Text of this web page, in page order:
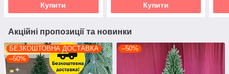
Купити Купити
Акційні пропозиції та новинки
БЕЗКОШТОВНА ДОСТАВКА
–50%
–50%